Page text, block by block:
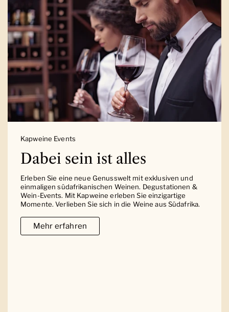
Kapweine Events
Dabei sein ist alles
Erleben Sie eine neue Genusswelt mit exklusiven und
einmaligen südafrikanischen Weinen. Degustationen &
Wein-Events. Mit Kapweine erleben Sie einzigartige
Momente. Verlieben Sie sich in die Weine aus Südafrika.
Mehr erfahren